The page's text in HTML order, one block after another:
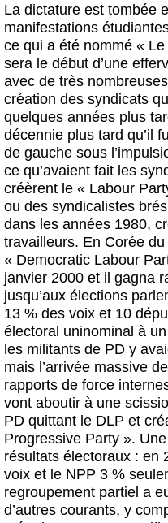
La dictature est tombée
manifestations
ce qui a été nommé «
sera le début d’une
avec de très
création des syndicats
quelques années plus
décennie plus tard qu’il
de gauche sous
ce qu’avaient fait les
créèrent le « Labour
ou des syndicalistes
dans les années 1980,
travailleurs. En Corée
« Democratic Labour
janvier 2000 et il gagna
jusqu’aux élections
13 % des voix et 10
électoral uninominal à
les militants de PD y
mais l’arrivée massive
rapports de force
vont aboutir à une
PD quittant le DLP et
Progressive Party ».
résultats électoraux : en
voix et le NPP 3 %
regroupement partiel a
d’autres courants, y